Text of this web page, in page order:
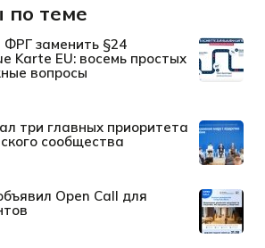
теме
заменить §24
Karte EU: восемь простых
вопросы
три главных приоритета
сообщества
Open Call для